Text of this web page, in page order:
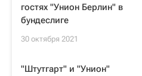
гостях "Унион Берлин" в
бундеслиге
30 октября 2021
"Штутгарт" и "Унион"